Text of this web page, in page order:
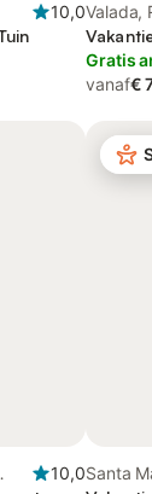
10,0Valada,
Gratis
vanaf€
10,0Santa